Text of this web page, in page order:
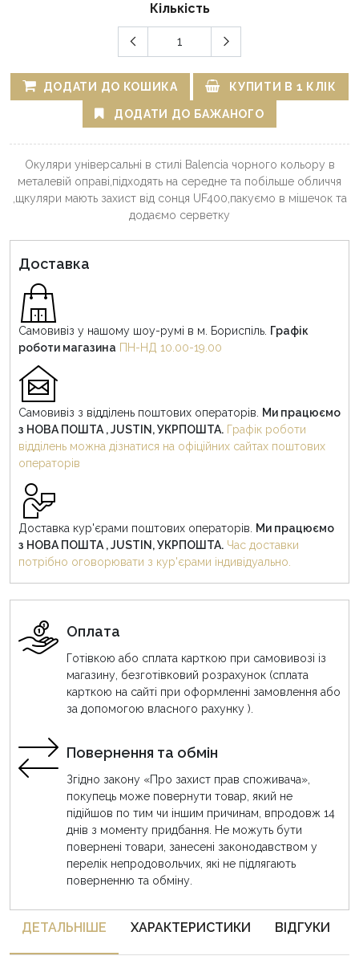
Кількість
ДОДАТИ ДО КОШИКА КУПИТИ В 1 КЛІК
ДОДАТИ ДО БАЖАНОГО
Окуляри універсальні в стилі Balencia чорного кольору в
металевій оправі,підходять на середне та побільше обличчя
,щкуляри мають захист від сонця UF400,пакуємо в мішечок та
додаємо серветку
Доставка
Самовивіз у нашому шоу-румі в м. Бориспіль. Графік
роботи магазина ПН-НД 10.00-19.00
Самовивіз з відділень поштових операторів. Ми працюємо
з НОВА ПОШТА , JUSTIN, УКРПОШТА. Графік роботи
відділень можна дізнатися на офіційних сайтах поштових
операторів
Доставка кур'єрами поштових операторів. Ми працюємо
з НОВА ПОШТА , JUSTIN, УКРПОШТА. Час доставки
потрібно оговорювати з кур'єрами індивідуально.
Оплата
Готівкою або сплата карткою при самовивозі із
магазину, безготівковий розрахунок (сплата
карткою на сайті при оформленні замовлення або
за допомогою власного рахунку ).
Повернення та обмін
Згідно закону «Про захист прав споживача»,
покупець може повернути товар, який не
підійшов по тим чи іншим причинам, впродовж 14
днів з моменту придбання. Не можуть бути
повернені товари, занесені законодавством у
перелік непродовольчих, які не підлягають
поверненню та обміну.
ДЕТАЛЬНIШЕ ХАРАКТЕРИСТИКИ ВІДГУКИ